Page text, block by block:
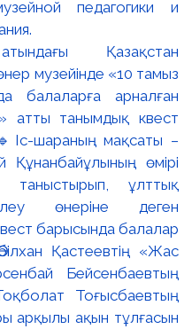
Қазақстан
музейінде «10 тамыз
балаларға арналған
атты танымдық квест
шараның мақсаты –
өмірі
таныстырып, ұлттық
өнеріне деген
барысында балалар
Қастеевтің «Жас
Бейсенбаевтың
Тоғысбаевтың
арқылы ақын тұлғасын